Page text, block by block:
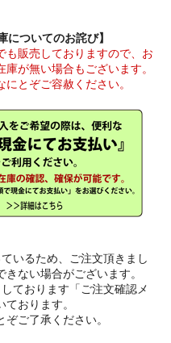
についてのお詫び】
販売しておりますので、お
が無い場合もございます。
とぞご容赦ください。
いるため、ご注文頂きまし
ない場合がございます。
ております「ご注文確認メ
おります。
ご了承ください。